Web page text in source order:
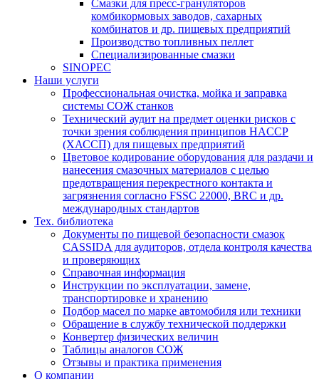
Смазки для пресс-грануляторов
комбикормовых заводов, сахарных
комбинатов и др. пищевых предприятий
Производство топливных пеллет
Специализированные смазки
SINOPEC
Наши услуги
Профессиональная очистка, мойка и заправка
системы СОЖ станков
Технический аудит на предмет оценки рисков с
точки зрения соблюдения принципов HACCP
(ХАССП) для пищевых предприятий
Цветовое кодирование оборудования для раздачи и
нанесения смазочных материалов с целью
предотвращения перекрестного контакта и
загрязнения согласно FSSC 22000, BRC и др.
международных стандартов
Тех. библиотека
Документы по пищевой безопасности смазок
CASSIDA для аудиторов, отдела контроля качества
и проверяющих
Справочная информация
Инструкции по эксплуатации, замене,
транспортировке и хранению
Подбор масел по марке автомобиля или техники
Обращение в службу технической поддержки
Конвертер физических величин
Таблицы аналогов СОЖ
Отзывы и практика применения
О компании